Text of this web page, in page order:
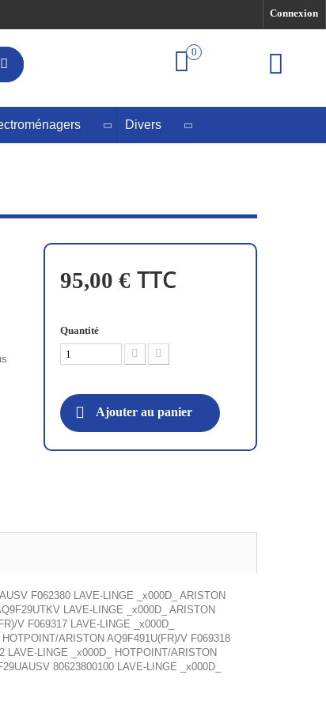
Connexion
0
Divers
95,00 €TTC
Quantité
Ajouter au panier
F062380 LAVE-LINGE _x000D_ ARISTON
LAVE-LINGE _x000D_ ARISTON
V F069317 LAVE-LINGE _x000D_
ARISTON AQ9F491U(FR)/V F069318
LAVE-LINGE _x000D_ HOTPOINT/ARISTON
80623800100 LAVE-LINGE _x000D_